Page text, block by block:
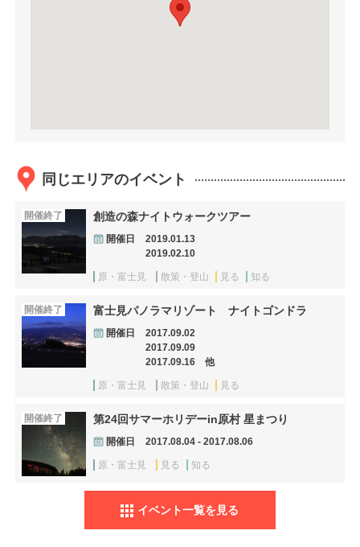
同じエリアのイベント
開催終了 創造の森ナイトウォークツアー
開催日
2019.01.13
2019.02.10
原・富士見 散策・登山 見る 知る
開催終了 富士見パノラマリゾート ナイトゴンドラ
開催日
2017.09.02
2017.09.09
2017.09.16 他
原・富士見 散策・登山 見る
開催終了 第24回サマーホリデーin原村 星まつり
開催日 2017.08.04 - 2017.08.06
原・富士見 見る 知る
イベント一覧を見る